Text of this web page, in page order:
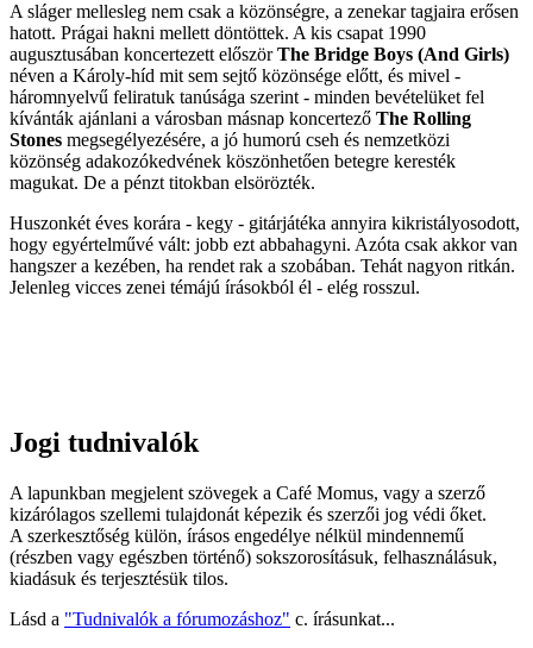
A sláger mellesleg nem csak a közönségre, a zenekar tagjaira erősen
hatott. Prágai hakni mellett döntöttek. A kis csapat 1990
augusztusában koncertezett előszörThe Bridge Boys (And Girls)
néven a Károly-híd mit sem sejtő közönsége előtt, és mivel -
háromnyelvű feliratuk tanúsága szerint - minden bevételüket fel
kívánták ajánlani a városban másnap koncertező The Rolling
Stones megsegélyezésére, a jó humorú cseh és nemzetközi
közönség adakozókedvének köszönhetően betegre keresték
magukat. De a pénzt titokban elsörözték.
Huszonkét éves korára - kegy - gitárjátéka annyira kikristályosodott,
hogy egyértelművé vált: jobb ezt abbahagyni. Azóta csak akkor van
hangszer a kezében, ha rendet rak a szobában. Tehát nagyon ritkán.
Jelenleg vicces zenei témájú írásokból él - elég rosszul.
Jogi tudnivalók
A lapunkban megjelent szövegek a Café Momus, vagy a szerző
kizárólagos szellemi tulajdonát képezik és szerzői jog védi őket.
A szerkesztőség külön, írásos engedélye nélkül mindennemű
(részben vagy egészben történő) sokszorosításuk, felhasználásuk,
kiadásuk és terjesztésük tilos.
Lásd a "Tudnivalók a fórumozáshoz" c. írásunkat...